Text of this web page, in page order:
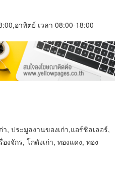
อาทิตย์ เวลา 08:00-18:00
า, ประมูลงานของเก่า,แอร์ชิลเลอร์,
งจักร, โกดังเก่า, ทองแดง, ทอง